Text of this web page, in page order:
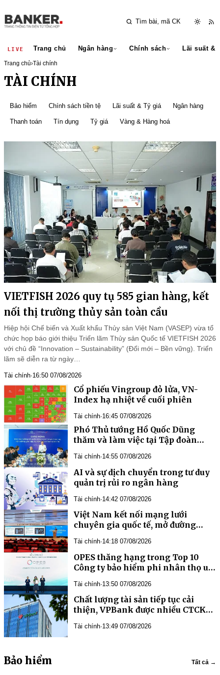
LIVE Trang chủ Ngân hàng Chính sách Lãi suất &
Trang chủ›Tài chính
TÀI CHÍNH
Bảo hiểm Chính sách tiền tệ Lãi suất & Tỷ giá Ngân hàng
Thanh toán Tín dụng Tỷ giá Vàng & Hàng hoá
VIETFISH 2026 quy tụ 585 gian hàng, kết
nối thị trường thủy sản toàn cầu
Hiệp hội Chế biến và Xuất khẩu Thủy sản Việt Nam (VASEP) vừa tổ
chức họp báo giới thiệu Triển lãm Thủy sản Quốc tế VIETFISH 2026
với chủ đề “Innovation – Sustainability” (Đổi mới – Bền vững). Triển
lãm sẽ diễn ra từ ngày…
Tài chính·16:50 07/08/2026
Cổ phiếu Vingroup đỏ lửa, VN-
Index hạ nhiệt về cuối phiên
Tài chính·16:45 07/08/2026
Phó Thủ tướng Hồ Quốc Dũng
thăm và làm việc tại Tập đoàn
Tài chính·14:55 07/08/2026
AI và sự dịch chuyển trong tư duy
quản trị rủi ro ngân hàng
Tài chính·14:42 07/08/2026
Việt Nam kết nối mạng lưới
chuyên gia quốc tế, mở đường
truyền học trước sinh
Tài chính·14:18 07/08/2026
OPES thăng hạng trong Top 10
Công ty bảo hiểm phi nhân thọ uy
Tài chính·13:50 07/08/2026
Chất lượng tài sản tiếp tục cải
thiện, VPBank được nhiều CTCK
Tài chính·13:49 07/08/2026
Bảo hiểm Tất cả →